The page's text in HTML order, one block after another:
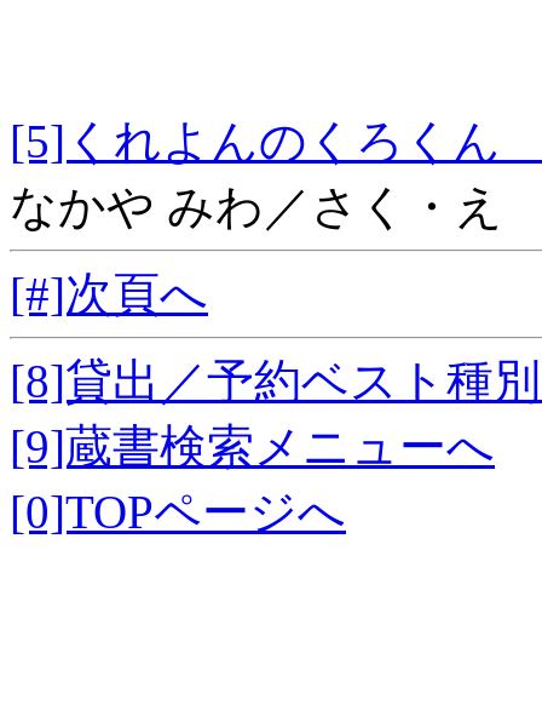
[5]くれよんのくろ
なかや みわ／さく・え
[#]次頁へ
[8]貸出／予約ベスト種
[9]蔵書検索メニューへ
[0]TOPページへ